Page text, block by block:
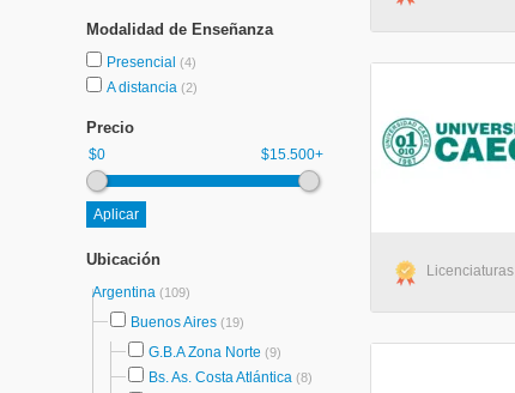
Modalidad de Enseñanza
Presencial (4)
A distancia (2)
Precio
$0 $15.500+
Ubicación
Argentina (109)
Buenos Aires (19)
G.B.A Zona Norte (9)
Bs. As. Costa Atlántica (8)